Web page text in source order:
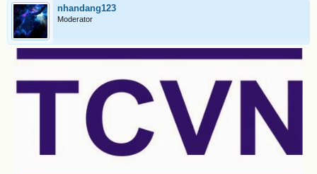
nhandang123
Moderator